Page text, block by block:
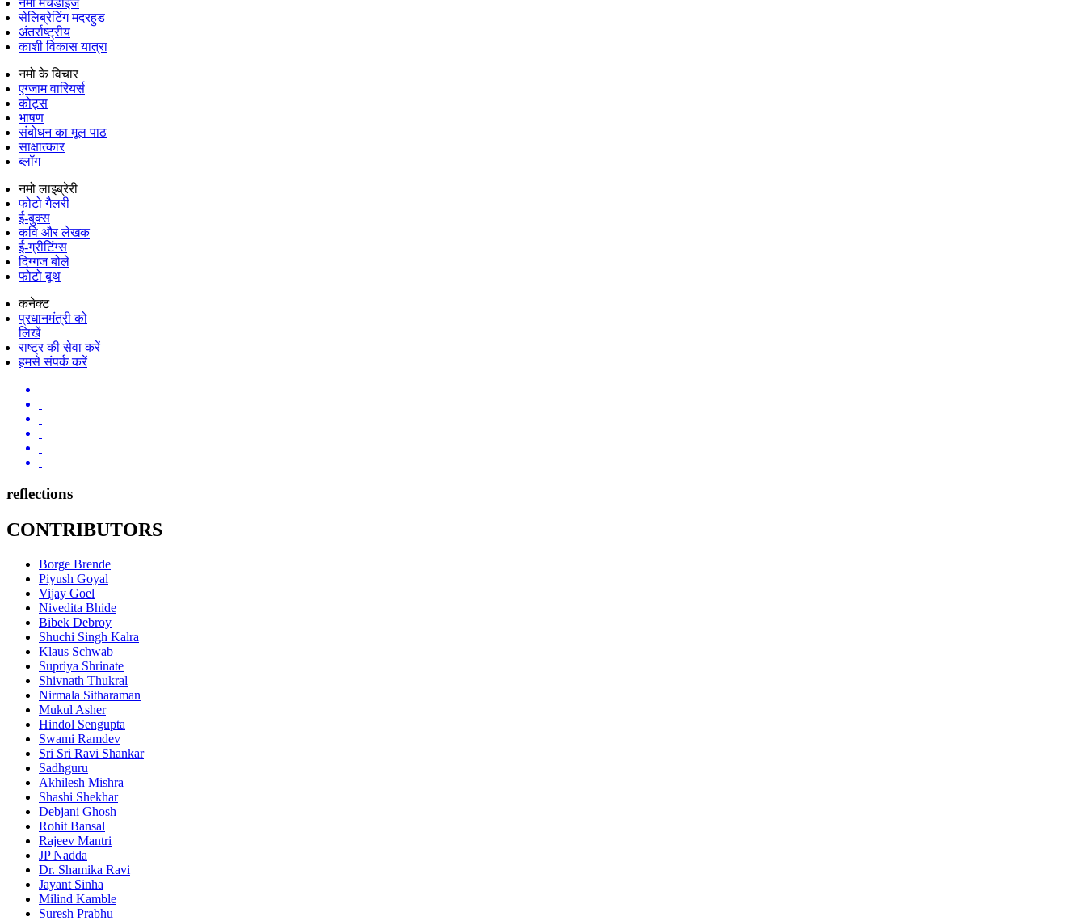
नमो मर्चेंडाइज
सेलिब्रेटिंग मदरहुड
अंतर्राष्‍ट्रीय
काशी विकास यात्रा
नमो के विचार
एग्जाम वारियर्स
कोट्स
भाषण
संबोधन का मूल पाठ
साक्षात्कार
ब्लॉग
नमो लाइब्रेरी
फोटो गैलरी
ई-बुक्स
कवि और लेखक
ई-ग्रीटिंग्स
दिग्गज बोले
फोटो बूथ
कनेक्ट
प्रधानमंत्री को
लिखें
राष्ट्र की सेवा करें
हमसे संपर्क करें
reflections
CONTRIBUTORS
Borge Brende
Piyush Goyal
Vijay Goel
Nivedita Bhide
Bibek Debroy
Shuchi Singh Kalra
Klaus Schwab
Supriya Shrinate
Shivnath Thukral
Nirmala Sitharaman
Mukul Asher
Hindol Sengupta
Swami Ramdev
Sri Sri Ravi Shankar
Sadhguru
Akhilesh Mishra
Shashi Shekhar
Debjani Ghosh
Rohit Bansal
Rajeev Mantri
JP Nadda
Dr. Shamika Ravi
Jayant Sinha
Milind Kamble
Suresh Prabhu